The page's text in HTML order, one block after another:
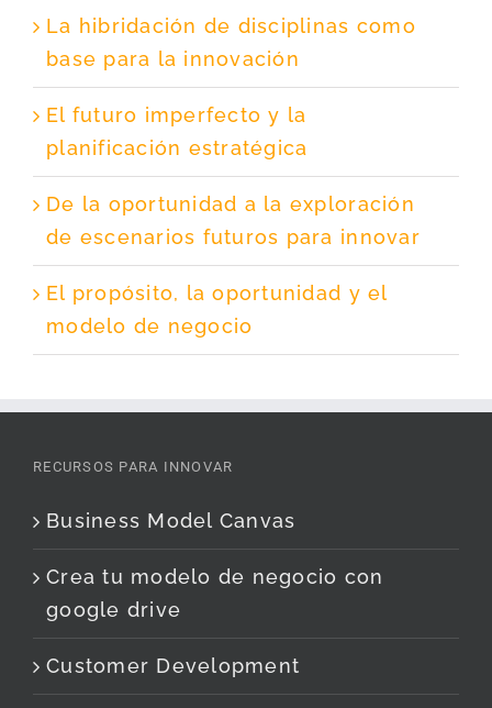
La hibridación de disciplinas como
base para la innovación
El futuro imperfecto y la
planificación estratégica
De la oportunidad a la exploración
de escenarios futuros para innovar
El propósito, la oportunidad y el
modelo de negocio
RECURSOS PARA INNOVAR
Business Model Canvas
Crea tu modelo de negocio con
google drive
Customer Development